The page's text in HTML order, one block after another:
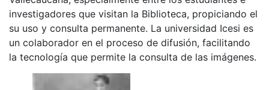
investigadores que visitan la Biblioteca, propiciando el
su uso y consulta permanente. La universidad Icesi es
un colaborador en el proceso de difusión, facilitando
la tecnología que permite la consulta de las imágenes.